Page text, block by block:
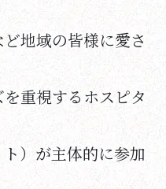
地域の皆様に愛さ
重視するホスピタ
）が主体的に参加